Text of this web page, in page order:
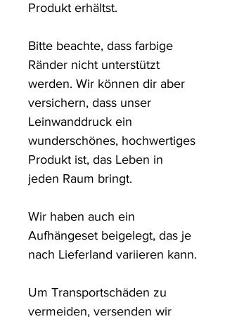
Produkt erhältst.
Bitte beachte, dass farbige
Ränder nicht unterstützt
werden. Wir können dir aber
versichern, dass unser
Leinwanddruck ein
wunderschönes, hochwertiges
Produkt ist, das Leben in
jeden Raum bringt.
Wir haben auch ein
Aufhängeset beigelegt, das je
nach Lieferland variieren kann.
Um Transportschäden zu
vermeiden, versenden wir